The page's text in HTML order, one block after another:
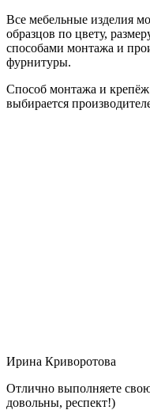
Все мебельные изделия
образцов по цвету,
способами монтажа и
фурнитуры.
Способ монтажа и
выбирается
Ирина Криворотова
Отлично выполняете
довольны, респект!)